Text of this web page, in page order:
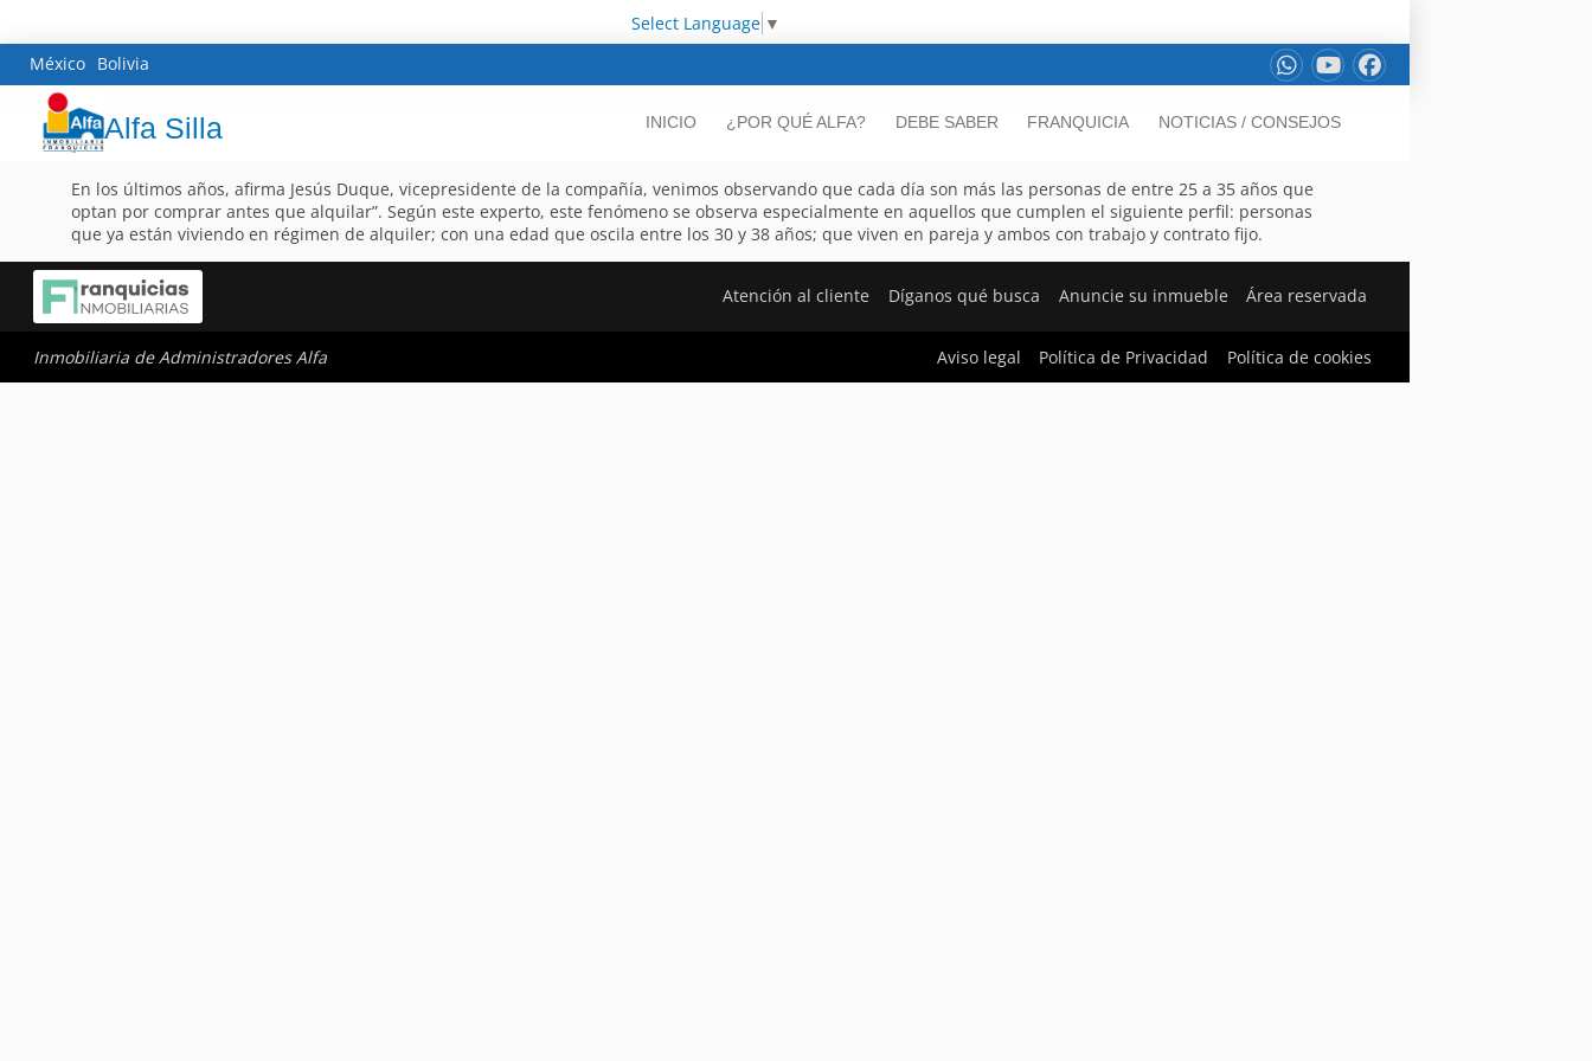
Select Language ▼
México Bolivia
Alfa Silla INICIO ¿POR QUÉ ALFA? DEBE SABER FRANQUICIA NOTICIAS / CONSEJOS
En los últimos años, afirma Jesús Duque, vicepresidente de la compañía, venimos observando que cada día son más las personas de entre 25 a 35 años que
optan por comprar antes que alquilar”. Según este experto, este fenómeno se observa especialmente en aquellos que cumplen el siguiente perfil: personas
que ya están viviendo en régimen de alquiler; con una edad que oscila entre los 30 y 38 años; que viven en pareja y ambos con trabajo y contrato fijo.
Atención al cliente Díganos qué busca Anuncie su inmueble Área reservada
Inmobiliaria de Administradores Alfa Aviso legal Política de Privacidad Política de cookies